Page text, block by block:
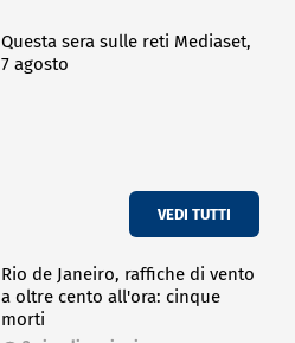
Questa sera sulle reti Mediaset,
7 agosto
VEDI TUTTI
Rio de Janeiro, raffiche di vento
a oltre cento all'ora: cinque
morti